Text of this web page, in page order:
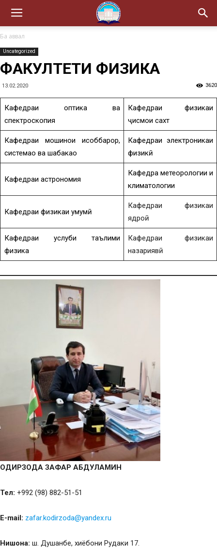
Ба аввал
Uncategorized
ФАКУЛТЕТИ ФИЗИКА
13.02.2020 3620
Кафедраи оптика ва
спектроскопия
Кафедраи физикаи
ҷисмҳои сахт
Кафедраи мошинҳои ҳисоббарор,
системаҳо ва шабакаҳо
Кафедраи электроникаи
физикӣ
Кафедраи астрономия
Кафедра метеорологии и
климатологии
Кафедраи физикаи умумӣ
Кафедраи физикаи
ядроӣ
Кафедраи услуби таълими
физика
Кафедраи физикаи
назариявӣ
ОДИРЗОДА ЗАФАР АБДУЛАМИН
Тел: +992 (98) 882-51-51
E-mail: zafar.kodirzoda@yandex.ru
Нишона: ш. Душанбе, хиёбони Рудаки 17.